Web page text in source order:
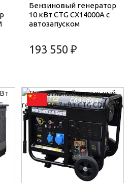
Бензиновый генератор
10 кВт CTG CX14000A с
автозапуском
193 550 ₽